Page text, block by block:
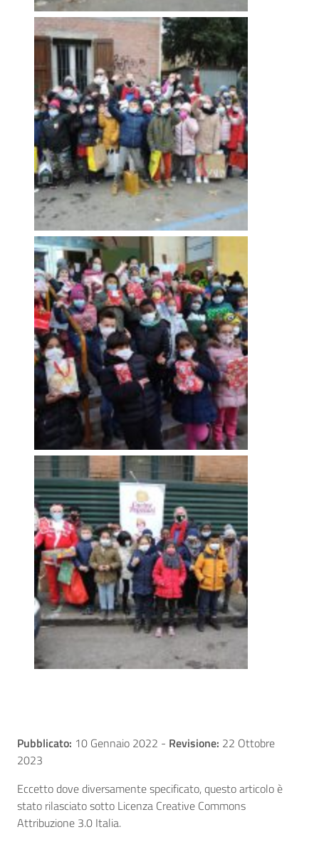
Pubblicato: 10 Gennaio 2022 - Revisione: 22 Ottobre
2023
Eccetto dove diversamente specificato, questo articolo è
stato rilasciato sotto Licenza Creative Commons
Attribuzione 3.0 Italia.